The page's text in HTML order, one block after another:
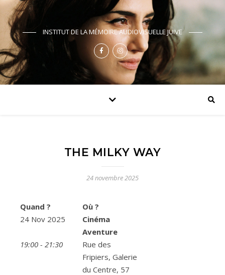
INSTITUT DE LA MÉMOIRE AUDIOVISUELLE JUIVE
THE MILKY WAY
24 novembre 2025
Quand ?
24 Nov 2025
19:00 - 21:30
Où ?
Cinéma
Aventure
Rue des
Fripiers, Galerie
du Centre, 57